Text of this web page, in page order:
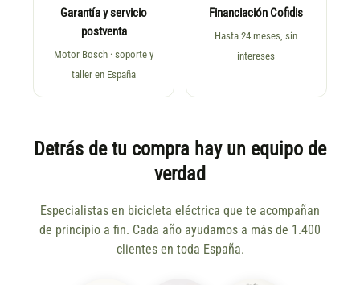
Garantía y servicio
postventa
Motor Bosch · soporte y
taller en España
Financiación Cofidis
Hasta 24 meses, sin
intereses
Detrás de tu compra hay un equipo de
verdad
Especialistas en bicicleta eléctrica que te acompañan
de principio a fin. Cada año ayudamos a más de 1.400
clientes en toda España.